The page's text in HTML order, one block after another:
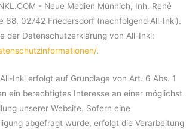
- Neue Medien Münnich, Inh. René
68, 02742 Friedersdorf (nachfolgend All-Inkl).
der Datenschutzerklärung von All-Inkl:
.
Inkl erfolgt auf Grundlage von Art. 6 Abs. 1
ein berechtigtes Interesse an einer möglichst
unserer Website. Sofern eine
abgefragt wurde, erfolgt die Verarbeitung